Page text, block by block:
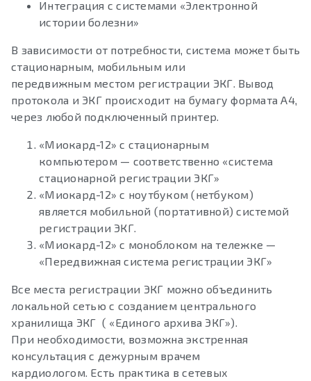
Интеграция с системами «Электронной
истории болезни»
В зависимости от потребности, система может быть
стационарным, мобильным или
передвижным местом регистрации ЭКГ. Вывод
протокола и ЭКГ происходит на бумагу формата А4,
через любой подключенный принтер.
«Миокард-12» с стационарным
компьютером — соответственно «система
стационарной регистрации ЭКГ»
«Миокард-12» с ноутбуком (нетбуком)
является мобильной (портативной) системой
регистрации ЭКГ.
«Миокард-12» с моноблоком на тележке —
«Передвижная система регистрации ЭКГ»
Все места регистрации ЭКГ можно объединить
локальной сетью с созданием центрального
хранилища ЭКГ ( «Единого архива ЭКГ»).
При необходимости, возможна экстренная
консультация с дежурным врачем
кардиологом. Есть практика в сетевых